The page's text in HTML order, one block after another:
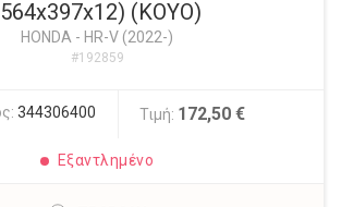
(KOYO)
HONDA - HR-V (2022-)
#192859
344306400 Τιμή: 172,50 €
Εξαντλημένο